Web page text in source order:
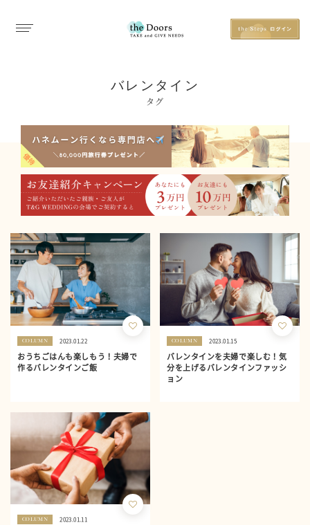
バレンタイン
タグ
COLUMN 2023.01.22
おうちごはんも楽しもう！夫婦で
作るバレンタインご飯
COLUMN 2023.01.15
バレンタインを夫婦で楽しむ！気
分を上げるバレンタインファッシ
ョン
COLUMN 2023.01.11